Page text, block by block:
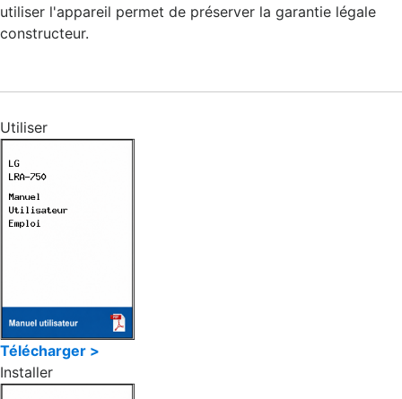
utiliser l'appareil permet de préserver la garantie légale
constructeur.
Utiliser
Télécharger >
Installer